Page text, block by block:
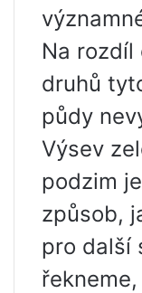
Na rozdíl
druhů
půdy
Výsev
podzim
způsob,
pro další